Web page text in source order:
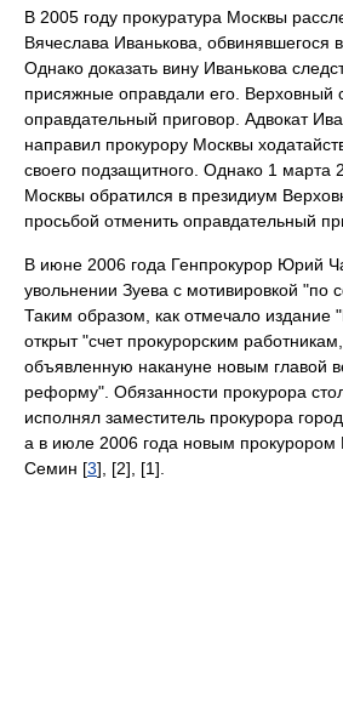
В 2005 году прокуратура Москвы
Вячеслава Иванькова, обвинявшегося
Однако доказать вину Иванькова
присяжные оправдали его. Верховный
оправдательный приговор. Адвокат
направил прокурору Москвы
своего подзащитного. Однако 1 марта
Москвы обратился в президиум
просьбой отменить оправдательный
В июне 2006 года Генпрокурор Юрий
увольнении Зуева с мотивировкой "по
Таким образом, как отмечало издание
открыт "счет прокурорским
объявленную накануне новым главой
реформу". Обязанности прокурора
исполнял заместитель прокурора
а в июле 2006 года новым
Семин [3], [2], [1].